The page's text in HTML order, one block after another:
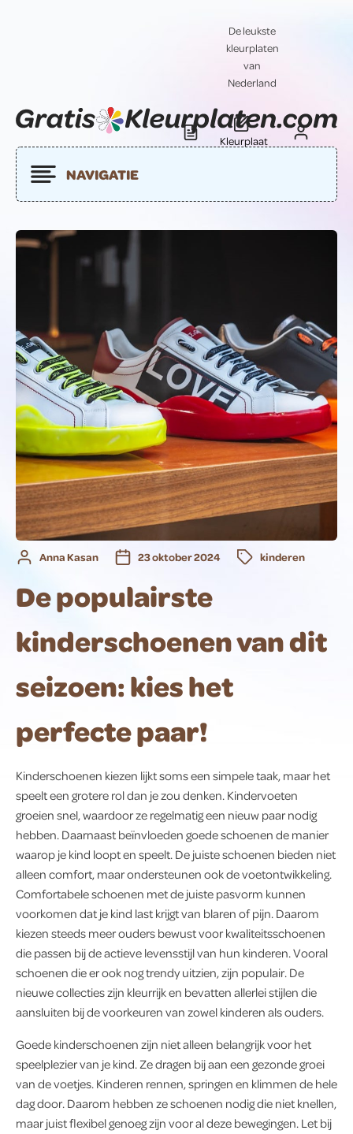
De leukste
kleurplaten
van
Nederland
Blog
Kleurplaat
Contact
NAVIGATIE
Anna Kasan 23 oktober 2024 kinderen
De populairste
kinderschoenen van dit
seizoen: kies het
perfecte paar!
Kinderschoenen kiezen lijkt soms een simpele taak, maar het
speelt een grotere rol dan je zou denken. Kindervoeten
groeien snel, waardoor ze regelmatig een nieuw paar nodig
hebben. Daarnaast beïnvloeden goede schoenen de manier
waarop je kind loopt en speelt. De juiste schoenen bieden niet
alleen comfort, maar ondersteunen ook de voetontwikkeling.
Comfortabele schoenen met de juiste pasvorm kunnen
voorkomen dat je kind last krijgt van blaren of pijn. Daarom
kiezen steeds meer ouders bewust voor kwaliteitsschoenen
die passen bij de actieve levensstijl van hun kinderen. Vooral
schoenen die er ook nog trendy uitzien, zijn populair. De
nieuwe collecties zijn kleurrijk en bevatten allerlei stijlen die
aansluiten bij de voorkeuren van zowel kinderen als ouders.
Goede kinderschoenen zijn niet alleen belangrijk voor het
speelplezier van je kind. Ze dragen bij aan een gezonde groei
van de voetjes. Kinderen rennen, springen en klimmen de hele
dag door. Daarom hebben ze schoenen nodig die niet knellen,
maar juist flexibel genoeg zijn voor al deze bewegingen. Let bij